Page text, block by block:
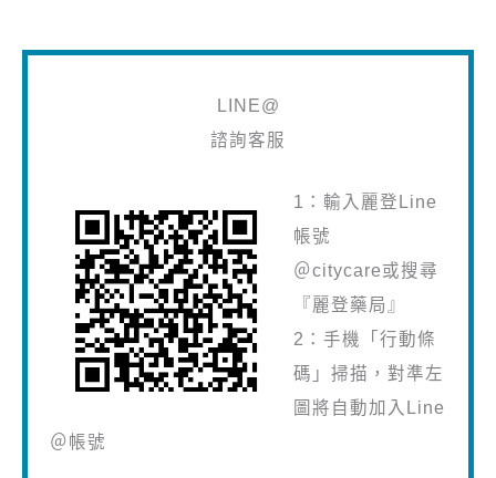
LINE@
諮詢客服
1：輸入麗登Line
帳號
＠citycare或搜尋
『麗登藥局』
2：手機「行動條
碼」掃描，對準左
圖將自動加入Line
＠帳號